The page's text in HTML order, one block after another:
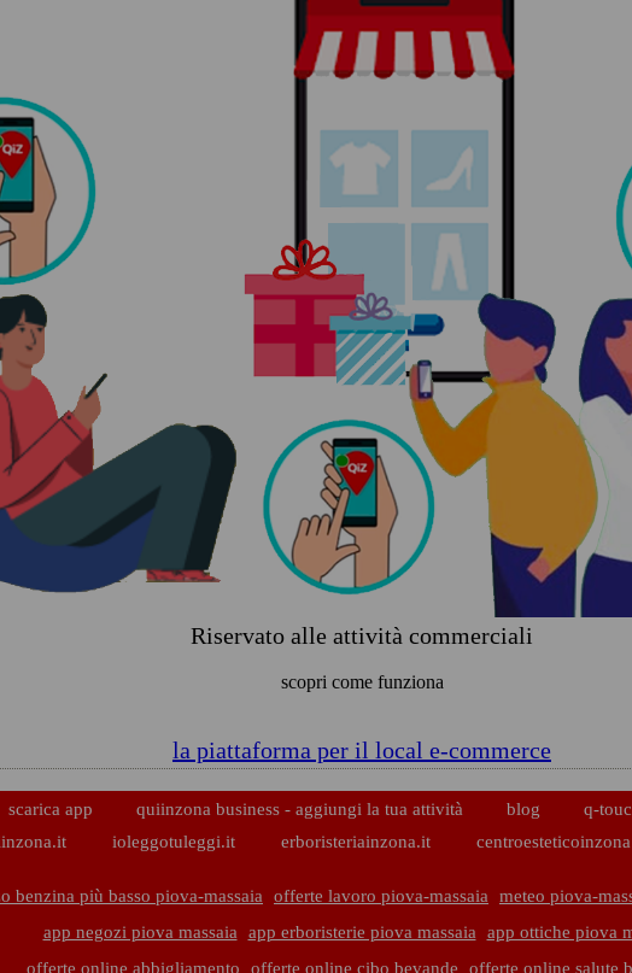
Riservato alle attività commerciali
scopri come funziona
la piattaforma per il local e-commerce
scarica app quiinzona business - aggiungi la tua attività blog
q-
ioleggotuleggi.it erboristeriainzona.it
benzina più basso piova-massaia offerte lavoro piova-massaia
meteo piova-
app negozi piova massaia
app erboristerie piova massaia
app ottiche piova
offerte online abbigliamento
offerte online cibo bevande offerte online salute